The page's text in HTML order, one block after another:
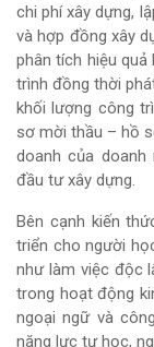
chi phí xây dựng,
và hợp đồng xây
phân tích hiệu
trình đồng thời
khối lượng công
sơ mời thầu – hồ
doanh của
đầu tư xây dựng.
Bên cạnh kiến
triển cho người
như làm việc độc
trong hoạt động
ngoại ngữ và
năng lực tự học,